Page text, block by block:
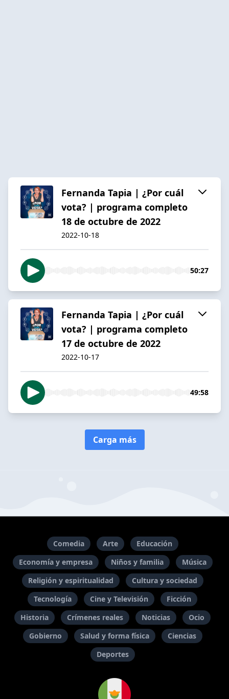
Fernanda Tapia | ¿Por cuál
vota? | programa completo
18 de octubre de 2022
2022-10-18
50:27
Fernanda Tapia | ¿Por cuál
vota? | programa completo
17 de octubre de 2022
2022-10-17
49:58
Carga más
Comedia Arte
Educación
Economía y empresa
Niños y familia
Música
Religión y espiritualidad
Cultura y sociedad
Tecnología
Cine y Televisión
Ficción
Historia
Crímenes reales Noticias
Ocio
Gobierno
Salud y forma física
Ciencias
Deportes